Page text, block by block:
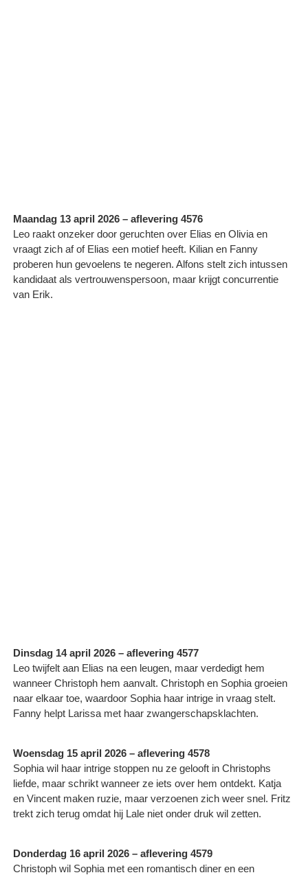
Maandag 13 april 2026 – aflevering 4576
Leo raakt onzeker door geruchten over Elias en Olivia en
vraagt zich af of Elias een motief heeft. Kilian en Fanny
proberen hun gevoelens te negeren. Alfons stelt zich intussen
kandidaat als vertrouwenspersoon, maar krijgt concurrentie
van Erik.
Dinsdag 14 april 2026 – aflevering 4577
Leo twijfelt aan Elias na een leugen, maar verdedigt hem
wanneer Christoph hem aanvalt. Christoph en Sophia groeien
naar elkaar toe, waardoor Sophia haar intrige in vraag stelt.
Fanny helpt Larissa met haar zwangerschapsklachten.
Woensdag 15 april 2026 – aflevering 4578
Sophia wil haar intrige stoppen nu ze gelooft in Christophs
liefde, maar schrikt wanneer ze iets over hem ontdekt. Katja
en Vincent maken ruzie, maar verzoenen zich weer snel. Fritz
trekt zich terug omdat hij Lale niet onder druk wil zetten.
Donderdag 16 april 2026 – aflevering 4579
Christoph wil Sophia met een romantisch diner en een